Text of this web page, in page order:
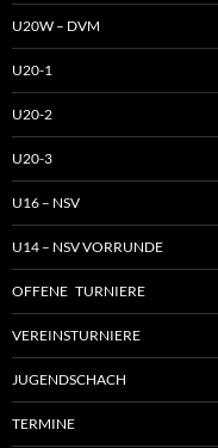
U20W – DVM
U20-1
U20-2
U20-3
U16 – NSV
U14 – NSV VORRUNDE
OFFENE TURNIERE
VEREINSTURNIERE
JUGENDSCHACH
TERMINE